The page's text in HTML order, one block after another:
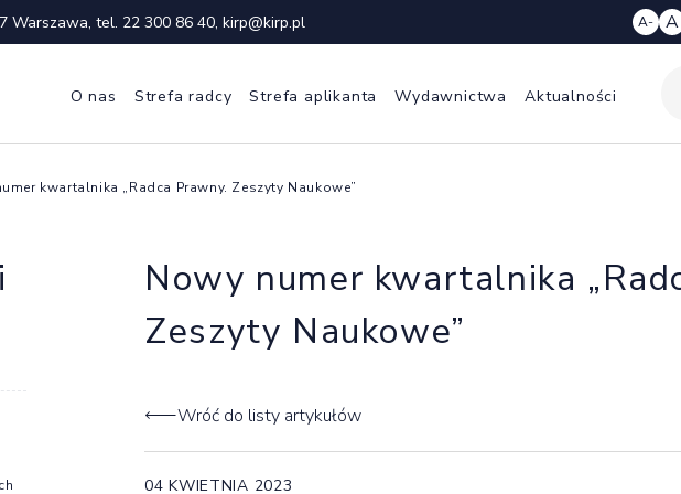
Warszawa, tel. 22 300 86 40, kirp@kirp.pl A- A
O nas Strefa radcy Strefa aplikanta Wydawnictwa Aktualności
kwartalnika „Radca Prawny. Zeszyty Naukowe”
Nowy numer kwartalnika
Zeszyty Naukowe”
Wróć do listy artykułów
04 KWIETNIA 2023